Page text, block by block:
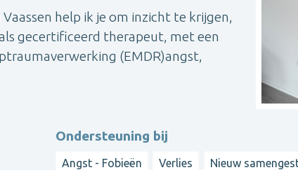
help ik je om inzicht te krijgen,
gecertificeerd therapeut, met een
(EMDR)angst,
Ondersteuning bij
Angst - Fobieën Verlies Nieuw